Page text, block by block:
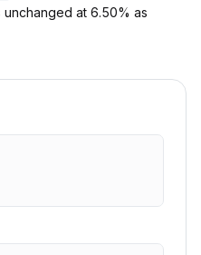
at 6.50% as